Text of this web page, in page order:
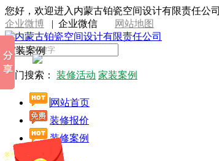
您好，欢迎进入内蒙古铂瓷空间设计有限责任公司
企业微博 | 企业微信 网站地图
家装案例
热门搜索： 装修活动 家装案例
网站首页
装修报价
装修案例